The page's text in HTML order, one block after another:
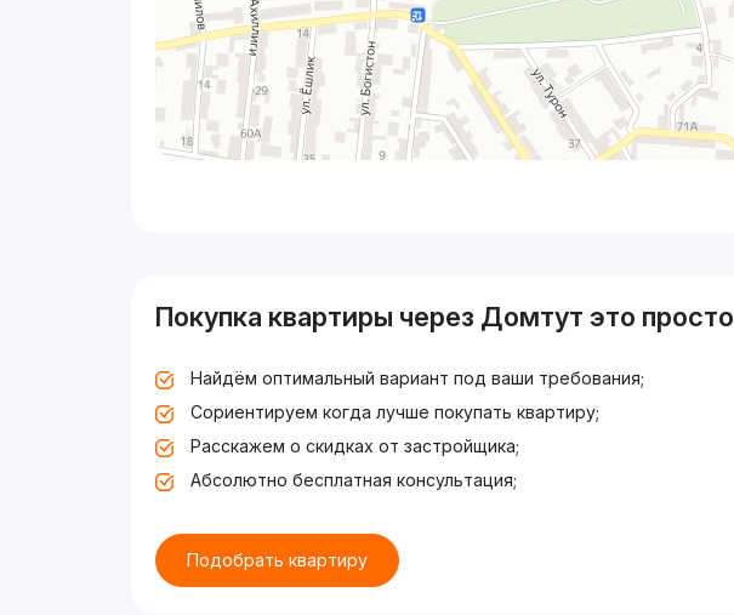
Покупка квартиры через Домтут это просто
Найдём оптимальный вариант под ваши требования;
Сориентируем когда лучше покупать квартиру;
Расскажем о скидках от застройщика;
Абсолютно бесплатная консультация;
Подобрать квартиру